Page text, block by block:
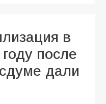
в
после
дали